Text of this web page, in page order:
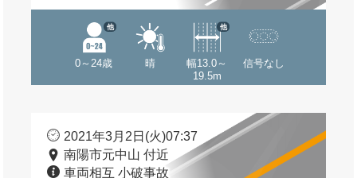
0～24歳
他
晴
幅13.0～
19.5m
他
信号なし
2021年3月2日(火)07:37
南陽市元中山 付近
車両相互 小破事故